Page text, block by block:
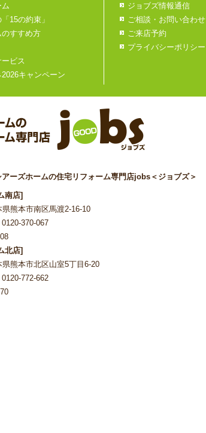
ム
15の約束」
のすすめ方
ビス
キャンペーン
ジョブズ情報通信
ご相談・お問い合わせ
ご来店予約
プライバシーポリシー
ーズホームの住宅リフォーム専門店jobs＜ジョブズ＞
南店]
熊本市南区馬渡2-16-10
370-067
北店]
熊本市北区山室5丁目6-20
772-662